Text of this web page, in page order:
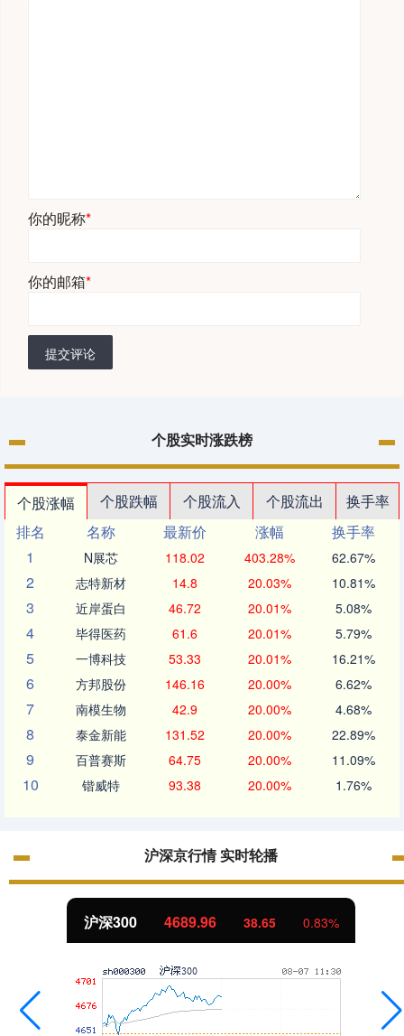
你的昵称*
你的邮箱*
提交评论
个股实时涨跌榜
个股涨幅 个股跌幅 个股流入 个股流出
换手率
排名
名称 最新价 涨幅
换手率
1
N展芯 118.02 403.28% 62.67%
2 志特新材 14.8 20.03% 10.81%
3 近岸蛋白 46.72 20.01% 5.08%
4 毕得医药 61.6 20.01% 5.79%
5 一博科技 53.33 20.01% 16.21%
6 方邦股份 146.16 20.00% 6.62%
7 南模生物 42.9 20.00% 4.68%
8 泰金新能 131.52 20.00% 22.89%
9 百普赛斯 64.75 20.00% 11.09%
10 锴威特 93.38 20.00% 1.76%
沪深京行情 实时轮播
北证50 1129.72 6.84 0.61%